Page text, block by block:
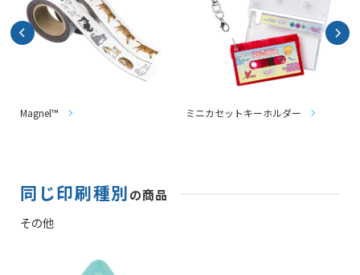
Magnel™ ミニカセットキーホルダー
同じ印刷種別の商品
その他